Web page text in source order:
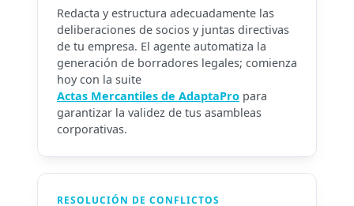
Redacta y estructura adecuadamente las
deliberaciones de socios y juntas directivas
de tu empresa. El agente automatiza la
generación de borradores legales; comienza
hoy con la suite
Actas Mercantiles de AdaptaPropara
garantizar la validez de tus asambleas
corporativas.
RESOLUCIÓN DE CONFLICTOS